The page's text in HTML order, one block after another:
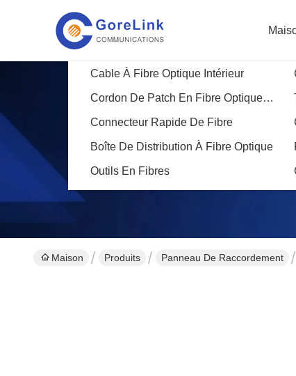
Cable À Fibre Optique Intérieur
Cordon De Patch En Fibre Optique Blindé
Connecteur Rapide De Fibre
Boîte De Distribution À Fibre Optique
Outils En Fibres
Maison Produits Panneau De Raccordement